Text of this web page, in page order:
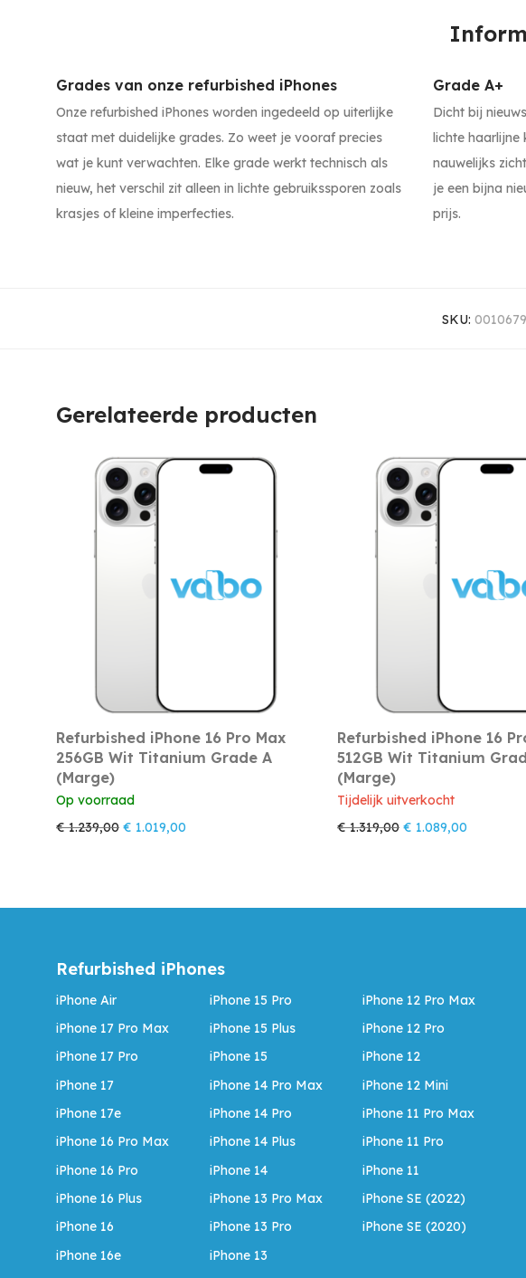
Grades van onze refurbished iPhones
Onze refurbished iPhones worden ingedeeld op uiterlijke
staat met duidelijke grades. Zo weet je vooraf precies
wat je kunt verwachten. Elke grade werkt technisch als
nieuw, het verschil zit alleen in lichte gebruikssporen zoals
krasjes of kleine imperfecties.
Grade A+
Dicht bij
lichte haarlijne
nauwelijks
je een bijna
prijs.
SKU:
Gerelateerde producten
Refurbished iPhone 16 Pro Max
256GB Wit Titanium Grade A
(Marge)
Op voorraad
€1.239,00 Oorspronkelijke prijs was: € 1.239,00.
€ 1.019,00 Huidige prijs is: € 1.019,00.
Refurbished iPhone 16
512GB Wit Titanium
(Marge)
Tijdelijk uitverkocht
€1.319,00 Oorspronkelijke
€ 1.089,00 Huidige
Refurbished iPhones
iPhone Air
iPhone 17 Pro Max
iPhone 17 Pro
iPhone 17
iPhone 17e
iPhone 16 Pro Max
iPhone 16 Pro
iPhone 16 Plus
iPhone 16
iPhone 16e
iPhone 15 Pro
iPhone 15 Plus
iPhone 15
iPhone 14 Pro Max
iPhone 14 Pro
iPhone 14 Plus
iPhone 14
iPhone 13 Pro Max
iPhone 13 Pro
iPhone 13
iPhone 12 Pro Max
iPhone 12 Pro
iPhone 12
iPhone 12 Mini
iPhone 11 Pro Max
iPhone 11 Pro
iPhone 11
iPhone SE (2022)
iPhone SE (2020)